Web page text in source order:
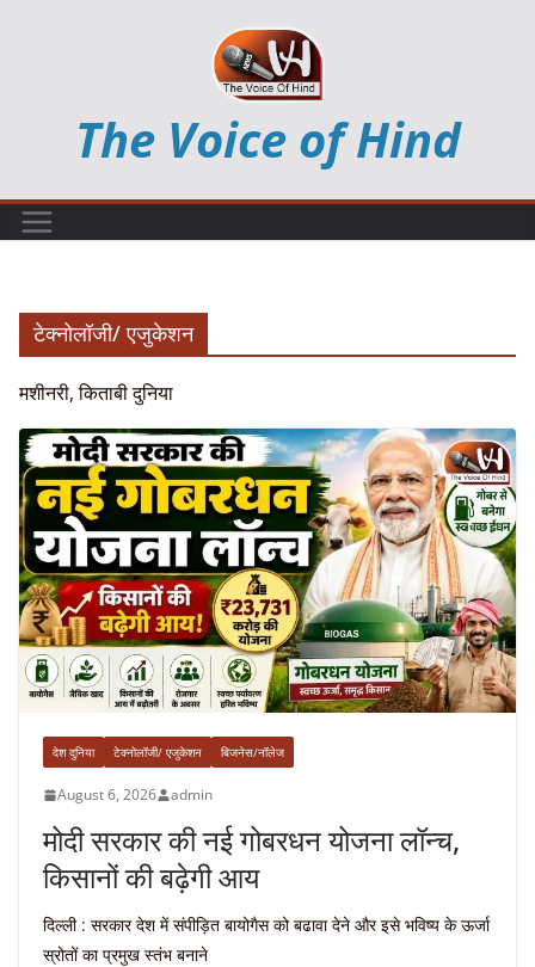
The Voice of Hind
टेक्नोलॉजी/ एजुकेशन
मशीनरी, किताबी दुनिया
देश दुनिया टेक्नोलॉजी/ एजुकेशन बिजनेस/नॉलेज
August 6, 2026 admin
मोदी सरकार की नई गोबरधन योजना लॉन्च,
किसानों की बढ़ेगी आय
दिल्ली : सरकार देश में संपीड़ित बायोगैस को बढावा देने और इसे भविष्य के ऊर्जा
स्रोतों का प्रमुख स्तंभ बनाने